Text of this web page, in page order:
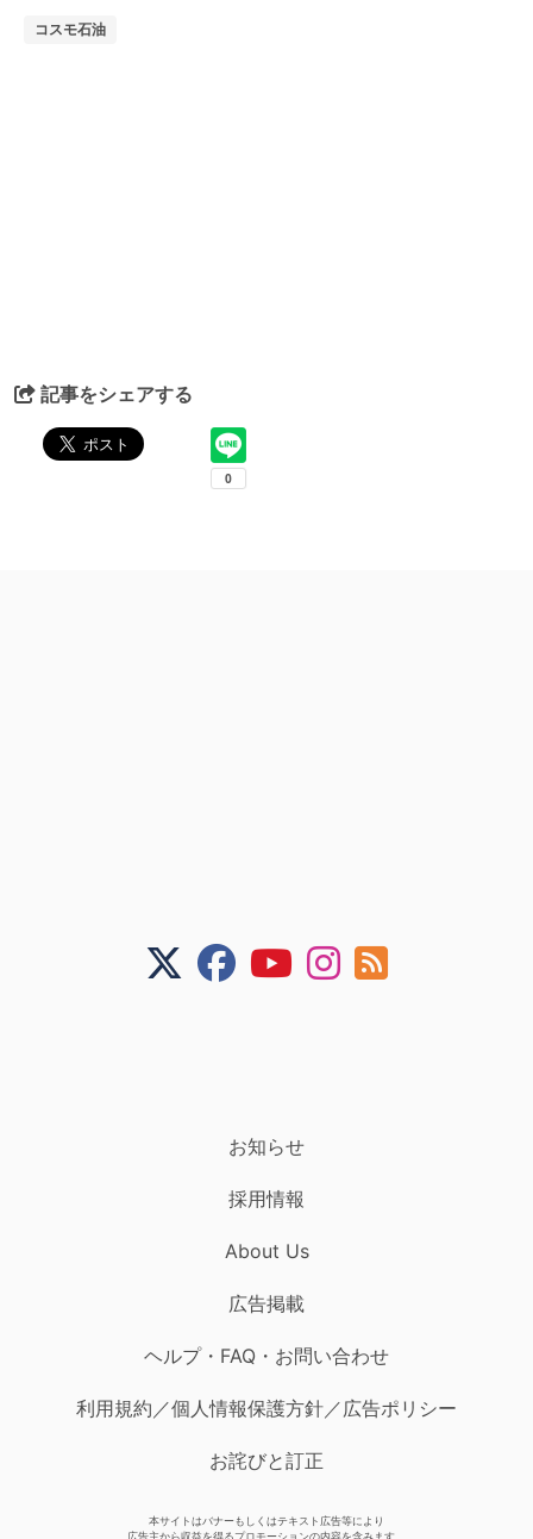
コスモ石油
記事をシェアする
お知らせ
採用情報
About Us
広告掲載
ヘルプ・FAQ・お問い合わせ
利用規約／個人情報保護方針／広告ポリシー
お詫びと訂正
本サイトはバナーもしくはテキスト広告等により
広告主から収益を得るプロモーションの内容を含みます。